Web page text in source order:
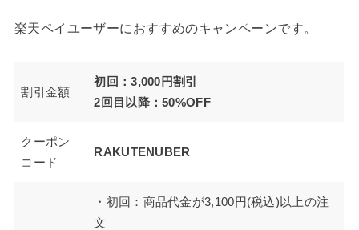
楽天ペイユーザーにおすすめのキャンペーンです。
割引金額
初回：3,000円割引
2回目以降：50%OFF
クーポン
コード
RAKUTENUBER
・初回：商品代金が3,100円(税込)以上の注
文